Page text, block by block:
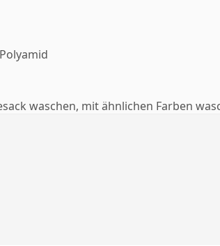
waschen, mit ähnlichen Farben